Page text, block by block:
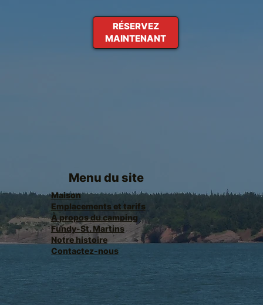
RÉSERVEZ
MAINTENANT
Menu du site
Maison
Emplacements et tarifs
À propos du camping
Fundy-St. Martins
Notre histoire
Contactez-nous